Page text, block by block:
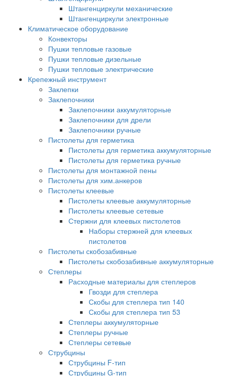
Штангенциркули механические
Штангенциркули электронные
Климатическое оборудование
Конвекторы
Пушки тепловые газовые
Пушки тепловые дизельные
Пушки тепловые электрические
Крепежный инструмент
Заклепки
Заклепочники
Заклепочники аккумуляторные
Заклепочники для дрели
Заклепочники ручные
Пистолеты для герметика
Пистолеты для герметика аккумуляторные
Пистолеты для герметика ручные
Пистолеты для монтажной пены
Пистолеты для хим.анкеров
Пистолеты клеевые
Пистолеты клеевые аккумуляторные
Пистолеты клеевые сетевые
Стержни для клеевых пистолетов
Наборы стержней для клеевых
пистолетов
Пистолеты скобозабивные
Пистолеты скобозабивные аккумуляторные
Степлеры
Расходные материалы для степлеров
Гвозди для степлера
Скобы для степлера тип 140
Скобы для степлера тип 53
Степлеры аккумуляторные
Степлеры ручные
Степлеры сетевые
Струбцины
Струбцины F-тип
Струбцины G-тип